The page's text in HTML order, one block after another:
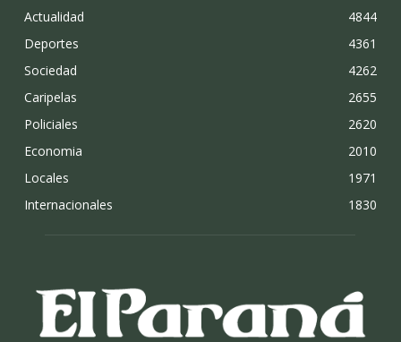
Actualidad
4844
Deportes
4361
Sociedad
4262
Caripelas
2655
Policiales
2620
Economia
2010
Locales
1971
Internacionales
1830